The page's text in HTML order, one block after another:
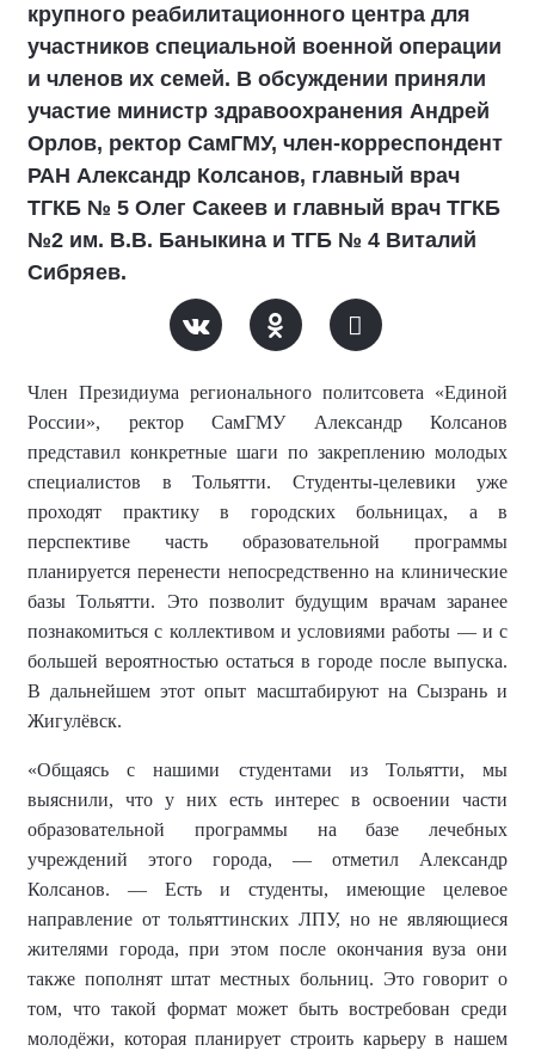
крупного реабилитационного центра для
участников специальной военной операции
и членов их семей. В обсуждении приняли
участие министр здравоохранения Андрей
Орлов, ректор СамГМУ, член-корреспондент
РАН Александр Колсанов, главный врач
ТГКБ № 5 Олег Сакеев и главный врач ТГКБ
№2 им. В.В. Баныкина и ТГБ № 4 Виталий
Сибряев.
Член Президиума регионального политсовета «Единой
России», ректор СамГМУ
Александр Колсанов
представил конкретные шаги по закреплению молодых
специалистов в Тольятти. Студенты-целевики уже
проходят практику в городских больницах, а в
перспективе часть образовательной программы
планируется перенести непосредственно на клинические
базы Тольятти. Это позволит будущим врачам заранее
познакомиться с коллективом и условиями работы — и с
большей вероятностью остаться в городе после выпуска.
В дальнейшем этот опыт масштабируют на Сызрань и
Жигулёвск.
«Общаясь с нашими студентами из Тольятти, мы
выяснили, что у них есть интерес в освоении части
образовательной программы на базе лечебных
учреждений этого города, — отметил Александр
Колсанов. — Есть и студенты, имеющие целевое
направление от тольяттинских ЛПУ, но не являющиеся
жителями города, при этом после окончания вуза они
также пополнят штат местных больниц. Это говорит о
том, что такой формат может быть востребован среди
молодёжи, которая планирует строить карьеру в нашем